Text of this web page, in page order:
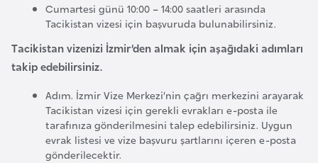
Cumartesi günü 10:00 – 14:00 saatleri arasında
Tacikistan vizesi için başvuruda bulunabilirsiniz.
Tacikistan vizenizi İzmir’den almak için aşağıdaki adımları
takip edebilirsiniz.
Adım. İzmir Vize Merkezi’nin çağrı merkezini arayarak
Tacikistan vizesi için gerekli evrakları e-posta ile
tarafınıza gönderilmesini talep edebilirsiniz. Uygun
evrak listesi ve vize başvuru şartlarını içeren e-posta
gönderilecektir.
B